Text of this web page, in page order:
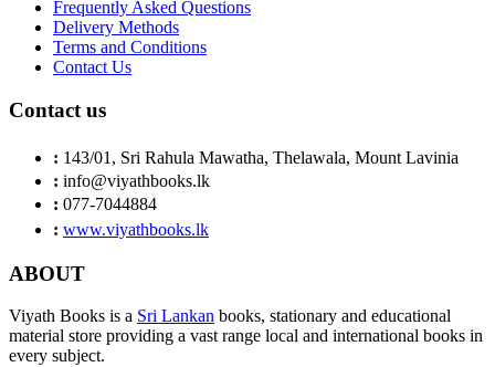
Frequently Asked Questions
Delivery Methods
Terms and Conditions
Contact Us
Contact us
: 143/01, Sri Rahula Mawatha, Thelawala, Mount Lavinia
: info@viyathbooks.lk
: 077-7044884
: www.viyathbooks.lk
ABOUT
Viyath Books is a Sri Lankan books, stationary and educational
material store providing a vast range local and international books in
every subject.